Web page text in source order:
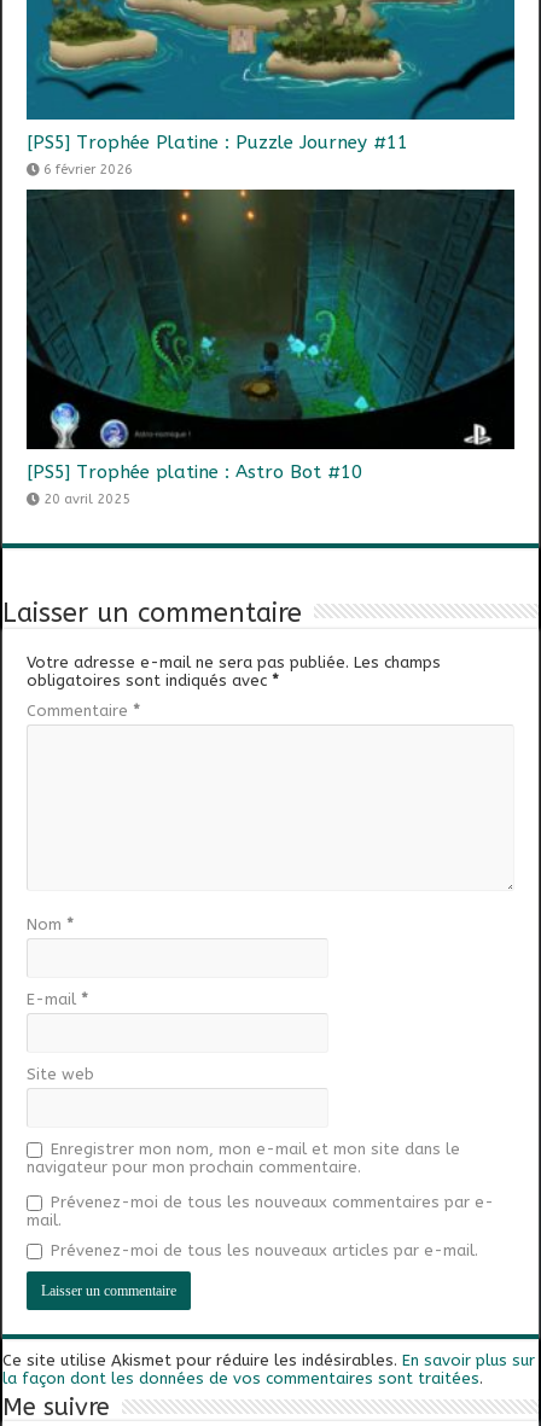
[PS5] Trophée Platine : Puzzle Journey #11
6 février 2026
[PS5] Trophée platine : Astro Bot #10
20 avril 2025
Laisser un commentaire
Votre adresse e-mail ne sera pas publiée. Les champs
obligatoires sont indiqués avec*
Commentaire *
Nom *
E-mail *
Site web
Enregistrer mon nom, mon e-mail et mon site dans le
navigateur pour mon prochain commentaire.
Prévenez-moi de tous les nouveaux commentaires par e-
mail.
Prévenez-moi de tous les nouveaux articles par e-mail.
Ce site utilise Akismet pour réduire les indésirables.En savoir plus sur
la façon dont les données de vos commentaires sont traitées.
Me suivre